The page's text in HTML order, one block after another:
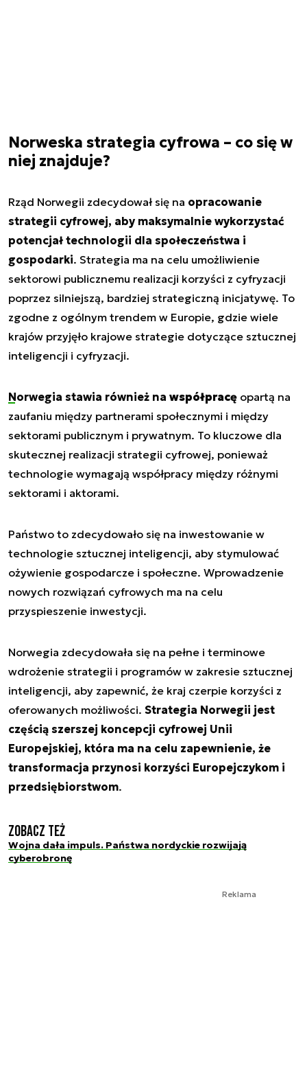
Norweska strategia cyfrowa – co się w
niej znajduje?
Rząd Norwegii zdecydował się na opracowanie
strategii cyfrowej, aby maksymalnie wykorzystać
potencjał technologii dla społeczeństwa i
gospodarki. Strategia ma na celu umożliwienie
sektorowi publicznemu realizacji korzyści z cyfryzacji
poprzez silniejszą, bardziej strategiczną inicjatywę. To
zgodne z ogólnym trendem w Europie, gdzie wiele
krajów przyjęło krajowe strategie dotyczące sztucznej
inteligencji i cyfryzacji.
Norwegia stawia również na współpracę opartą na
zaufaniu między partnerami społecznymi i między
sektorami publicznym i prywatnym. To kluczowe dla
skutecznej realizacji strategii cyfrowej, ponieważ
technologie wymagają współpracy między różnymi
sektorami i aktorami.
Państwo to zdecydowało się na inwestowanie w
technologie sztucznej inteligencji, aby stymulować
ożywienie gospodarcze i społeczne. Wprowadzenie
nowych rozwiązań cyfrowych ma na celu
przyspieszenie inwestycji.
Norwegia zdecydowała się na pełne i terminowe
wdrożenie strategii i programów w zakresie sztucznej
inteligencji, aby zapewnić, że kraj czerpie korzyści z
oferowanych możliwości. Strategia Norwegii jest
częścią szerszej koncepcji cyfrowej Unii
Europejskiej, która ma na celu zapewnienie, że
transformacja przynosi korzyści Europejczykom i
przedsiębiorstwom.
Zobacz też
Wojna dała impuls. Państwa nordyckie rozwijają
cyberobronę
Reklama